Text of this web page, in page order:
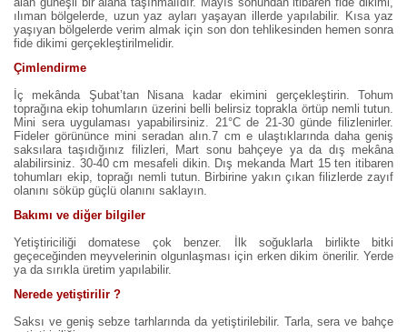
ılıman bölgelerde, uzun yaz ayları yaşayan illerde yapılabilir. Kısa yaz
yaşıyan bölgelerde verim almak için son don tehlikesinden hemen sonra
fide dikimi gerçekleştirilmelidir.
Çimlendirme
İç mekânda Şubat’tan Nisana kadar ekimini gerçekleştirin. Tohum
toprağına ekip tohumların üzerini belli belirsiz toprakla örtüp nemli tutun.
Mini sera uygulaması yapabilirsiniz. 21°C de 21-30 günde filizlenirler.
Fideler görününce mini seradan alın.7 cm e ulaştıklarında daha geniş
saksılara taşıdığınız filizleri, Mart sonu bahçeye ya da dış mekâna
alabilirsiniz. 30-40 cm mesafeli dikin. Dış mekanda Mart 15 ten itibaren
tohumları ekip, toprağı nemli tutun. Birbirine yakın çıkan filizlerde zayıf
olanını söküp güçlü olanını saklayın.
Bakımı ve diğer bilgiler
Yetiştiriciliği domatese çok benzer. İlk soğuklarla birlikte bitki
geçeceğinden meyvelerinin olgunlaşması için erken dikim önerilir. Yerde
ya da sırıkla üretim yapılabilir.
Nerede yetiştirilir ?
Saksı ve geniş sebze tarhlarında da yetiştirilebilir. Tarla, sera ve bahçe